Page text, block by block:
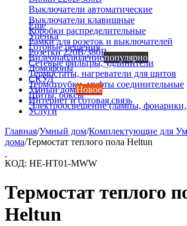
Выключатели автоматические
Выключатели клавишные
Коробки распределительные
Рамки для розеток и выключателей
Розетки 220В/380В
Сетевые фильтры, удлинители
Термостаты, нагреватели для щитов
Термотрубки, муфты соединительные
Щиты, боксы
Электроосвещение (лампы,
Еще
Уценка
Готовые решения
Видеонаблюдениепопулярно
Домофоны
СКУД
Умный домНовое
Интернет и сотовая связь
Услуги
Главная/Умный дом/Комплектующие для
дома/Термостат теплого пола Heltun
КОД: HE-HT01-MWW
Термостат теплого
Heltun